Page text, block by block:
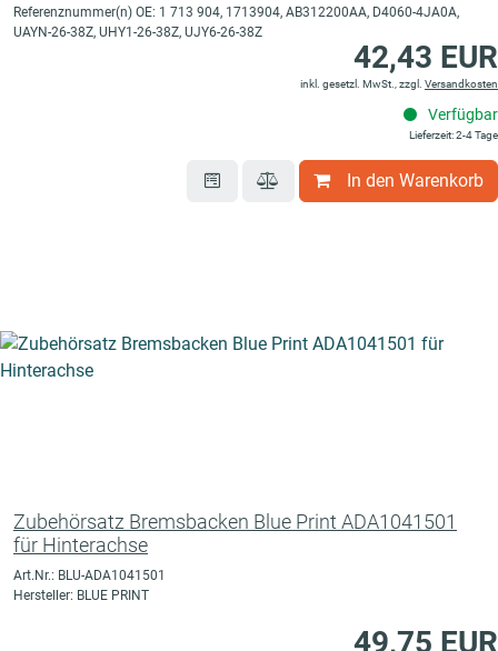
Referenznummer(n) OE: 1 713 904, 1713904, AB312200AA, D4060-4JA0A,
UAYN-26-38Z, UHY1-26-38Z, UJY6-26-38Z
42,43 EUR
inkl. gesetzl. MwSt., zzgl. Versandkosten
Verfügbar
Lieferzeit: 2-4 Tage
In den Warenkorb
Zubehörsatz Bremsbacken Blue Print ADA1041501
für Hinterachse
Art.Nr.: BLU-ADA1041501
Hersteller: BLUE PRINT
49,75 EUR